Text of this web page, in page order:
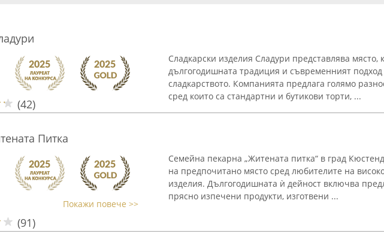
(42)
Сладкарски изделия Сладури представлява място,
дългогодишната традиция и съвременният подход
сладкарството. Компанията предлага голямо
сред които са стандартни и бутикови торти, ...
Питка
Покажи повече >>
(91)
Семейна пекарна „Житената питка“ в град
на предпочитано място сред любителите на
изделия. Дългогодишната ѝ дейност включва
прясно изпечени продукти, изготвени ...